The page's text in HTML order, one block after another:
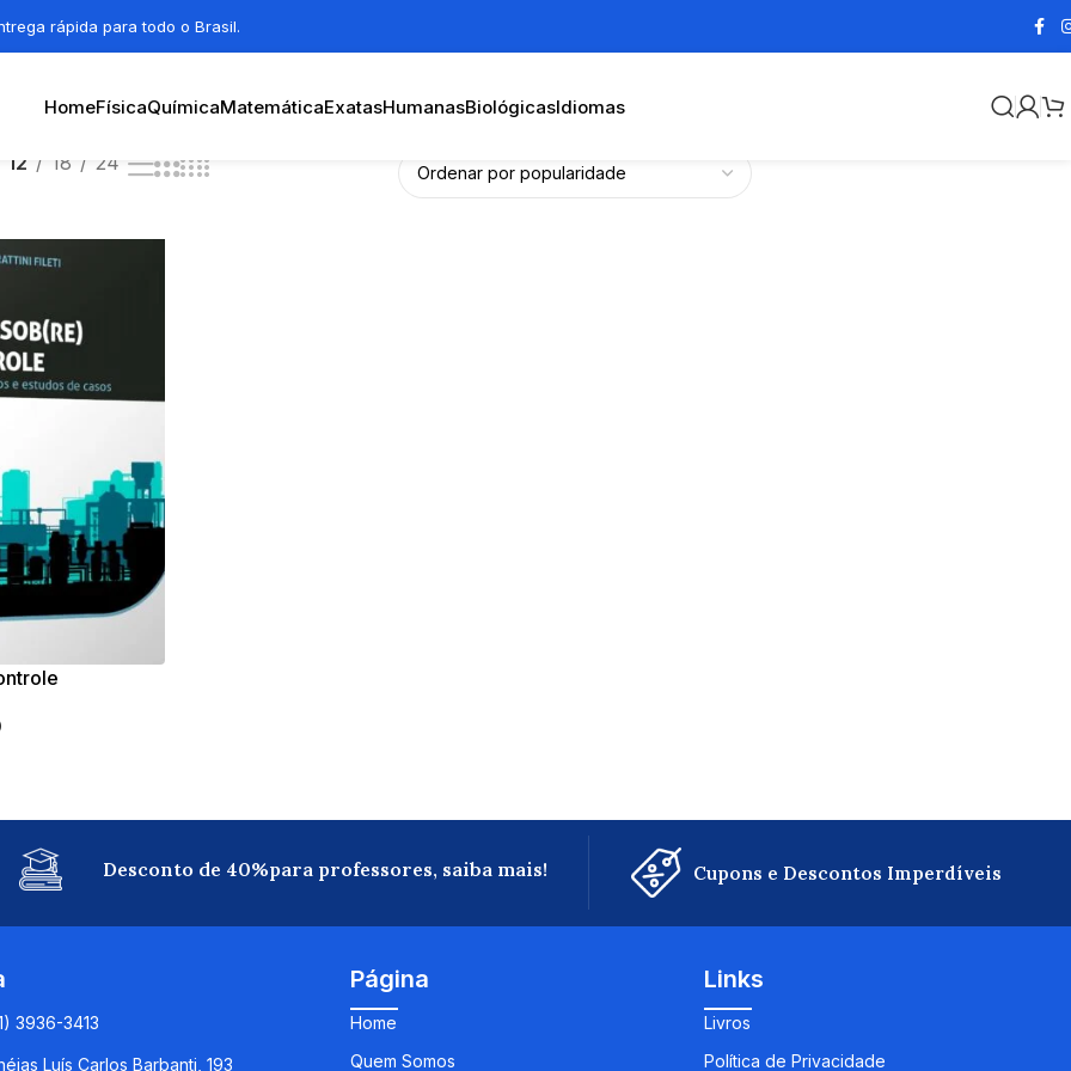
rápida para todo o Brasil.
HomeFísicaQuímicaMatemáticaExatasHumanasBiológicasIdiomas
12 18 24
Desconto de 40%para professores, saiba mais! Cupons e Descontos Imperdíveis
3936-3413
Luís Carlos Barbanti, 193
Página
Home
Quem Somos
Links
Livros
Política de Privacidade